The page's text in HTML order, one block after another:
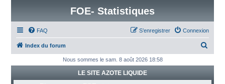
FOE- Statistiques
FAQ Connexion
S’enregistrer
Index du forum
h
Nous sommes le sam. 8 août 2026 18:58
LE SITE AZOTE LIQUIDE